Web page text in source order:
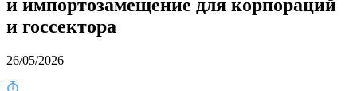
и импортозамещение для корпораций
и госсектора
26/05/2026